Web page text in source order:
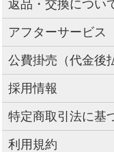
返品・交換につい
アフターサービス
公費掛売（代金後
採用情報
特定商取引法に基
利用規約